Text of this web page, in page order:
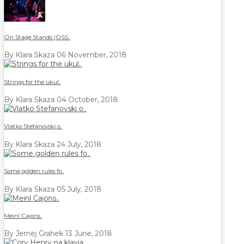
On Stage Stands (OSS..
By Klara Skaza 06 November, 2018
Strings for the ukul..
By Klara Skaza 04 October, 2018
Vlatko Stefanovski o..
By Klara Skaza 24 July, 2018
Some golden rules fo..
By Klara Skaza 05 July, 2018
Meinl Cajons..
By Jernej Grahek 13 June, 2018